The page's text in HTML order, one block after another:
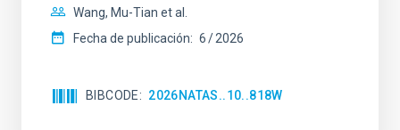
Wang, Mu-Tian et al.
Fecha de publicación: 6 2026
BIBCODE 2026NATAS..10..818W